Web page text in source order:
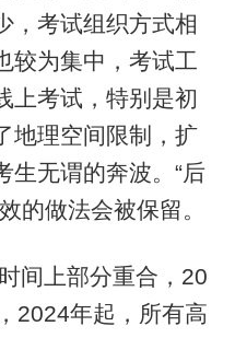
，考试组织方式相
较为集中，考试工
上考试，特别是初
地理空间限制，扩
生无谓的奔波。“后
的做法会被保留。
间上部分重合，20
2024年起，所有高